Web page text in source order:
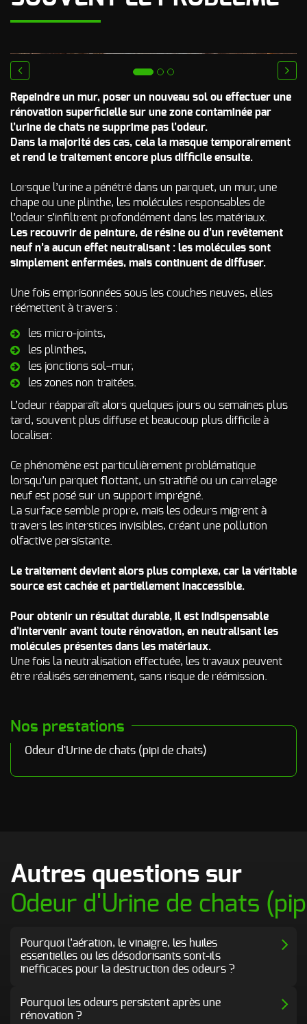
Odeur de Rats
Odeur de
Odeur de
Restauration -
Friture, de
Gras
Odeur de
Tabac
Odeurs de
fumée
- odeurs de
brûlé
FAQ
QUI SOMMES-
CONTACT
Repeindre un mur, poser un nouveau sol ou effectuer une
rénovation superficielle sur une zone contaminée par
l’urine de chats ne supprime pas l’odeur.
Dans la majorité des cas, cela la masque temporairement
et rend le traitement encore plus difficile ensuite.
Lorsque l’urine a pénétré dans un parquet, un mur, une
chape ou une plinthe, les molécules responsables de
l’odeur s’infiltrent profondément dans les matériaux.
Les recouvrir de peinture, de résine ou d’un revêtement
neuf n’a aucun effet neutralisant : les molécules sont
simplement enfermées, mais continuent de diffuser.
Une fois emprisonnées sous les couches neuves, elles
réémettent à travers :
les micro-joints,
les plinthes,
les jonctions sol–mur,
les zones non traitées.
L’odeur réapparaît alors quelques jours ou semaines plus
tard, souvent plus diffuse et beaucoup plus difficile à
localiser.
Ce phénomène est particulièrement problématique
lorsqu’un parquet flottant, un stratifié ou un carrelage
neuf est posé sur un support imprégné.
La surface semble propre, mais les odeurs migrent à
travers les interstices invisibles, créant une pollution
olfactive persistante.
Le traitement devient alors plus complexe, car la véritable
source est cachée et partiellement inaccessible.
Pour obtenir un résultat durable, il est indispensable
d’intervenir avant toute rénovation, en neutralisant les
molécules présentes dans les matériaux.
Une fois la neutralisation effectuée, les travaux peuvent
être réalisés sereinement, sans risque de réémission.
Nos prestations
Odeur d'Urine de chats (pipi de chats)
Autres questions sur
Odeur d'Urine de chats
Pourquoi l’aération, le vinaigre, les huiles
essentielles ou les désodorisants sont-ils
inefficaces pour la destruction des odeurs ?
Pourquoi les odeurs persistent après une
rénovation ?